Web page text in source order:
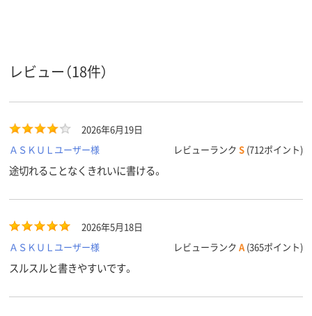
アスクル
商品環境
レビュー（18件）
2026年6月19日
ＡＳＫＵＬユーザー様
レビューランク S (712ポイント)
途切れることなくきれいに書ける。
2026年5月18日
ＡＳＫＵＬユーザー様
レビューランク A (365ポイント)
スルスルと書きやすいです。